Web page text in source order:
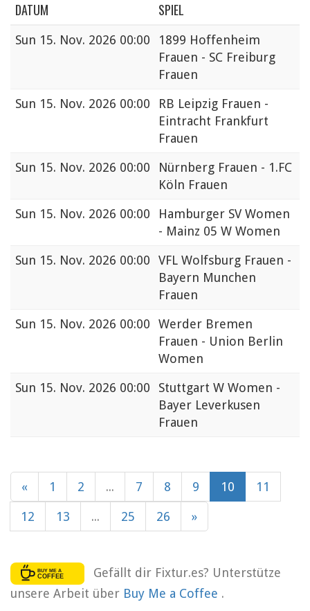
DATUM SPIEL
Sun 15. Nov. 2026 00:00
1899 Hoffenheim
Frauen - SC Freiburg
Frauen
Sun 15. Nov. 2026 00:00
RB Leipzig Frauen -
Eintracht Frankfurt
Frauen
Sun 15. Nov. 2026 00:00
Nürnberg Frauen - 1.FC
Köln Frauen
Sun 15. Nov. 2026 00:00
Hamburger SV Women
- Mainz 05 W Women
Sun 15. Nov. 2026 00:00
VFL Wolfsburg Frauen -
Bayern Munchen
Frauen
Sun 15. Nov. 2026 00:00
Werder Bremen
Frauen - Union Berlin
Women
Sun 15. Nov. 2026 00:00
Stuttgart W Women -
Bayer Leverkusen
Frauen
« 1 2 ... 7 8 9 10 11
12 13 ... 25 26 »
Gefällt dir Fixtur.es? Unterstütze
unsere Arbeit über Buy Me a Coffee .